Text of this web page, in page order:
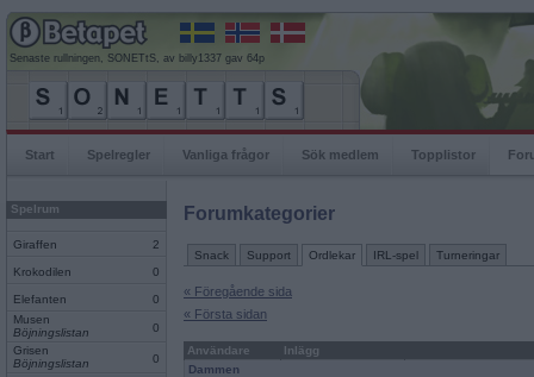
Senaste rullningen, SONETtS, av billy1337 gav 64p
Start Spelregler Vanliga frågor Sök medlem Topplistor
Spelrum
Giraffen 2
Krokodilen 0
Elefanten
0
Musen
Böjningslistan
0
Grisen
Böjningslistan
0
Forumkategorier
Snack Support Ordlekar IRL-spel Turneringar
« Föregående sida
« Första sidan
Användare
Inlägg
Dammen